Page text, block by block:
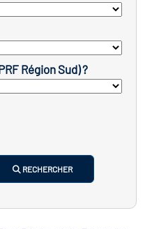
Région Sud) ?
RECHERCHER